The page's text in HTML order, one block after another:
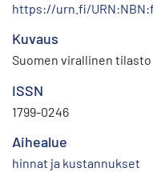
https://urn.fi/
Kuvaus
Suomen virallinen tilasto
ISSN
1799-0246
Aihealue
hinnat ja kustannukset